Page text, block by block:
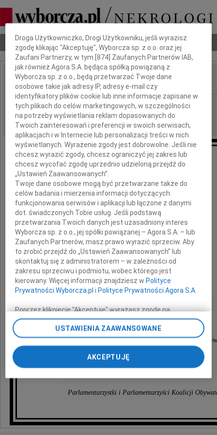
Nekrologi Odeszli Poradnik pogrzebowy
IMIĘ I NAZWISKO:
REGION: Katowice
DATA EMISJI: 17.11.2025
Drogiemu Koledze
Krzysztofowi Gadowskiemu
wyrazy głębokiego współczucia
z powodu śmierci
Taty
składają
Przewodniczący Klubu Parlamentarnego Koalicja
oraz
Parlamentarzystki i Parlamentarzyści Koalicji
Dbamy o Twoją prywatność
Droga Użytkowniczko, Drogi Użytkowniku, jeśli wyrazisz
zgodę klikając "Akceptuję", Wyborcza sp. z o.o. oraz jej
Zaufani Partnerzy, w tym [874 ] Zaufanych Partnerów IAB,
jak również Agora S.A. będąca spółką powiązaną z
Wyborcza sp. z o.o., będą przetwarzać Twoje dane
osobowe takie jak adresy IP, adresy e-mail czy
identyfikatory plików cookie lub inne informacje zapisane w
tych plikach do celów marketingowych, w szczególności
na potrzeby wyświetlania reklam dopasowanych do
Twoich zainteresowań i preferencji w swoich serwisach,
aplikacjach i w Internecie lub personalizacji treści w nich
wyświetlanych. Wyrażenie zgody jest dobrowolne. Jeśli nie
chcesz wyrazić zgody, chcesz ograniczyć jej zakres lub
chcesz wycofać zgodę uprzednio udzieloną przejdź do
„Ustawień Zaawansowanych”.
Twoje dane osobowe mogą być przetwarzane także do
celów badania i mierzenia informacji dotyczących
funkcjonowania serwisów i aplikacji lub łączone z danymi
dot. świadczonych Tobie usług. Jeśli podstawą
przetwarzania Twoich danych jest uzasadniony interes
Wyborcza sp. z o.o., jej spółki powiązanej – Agora S.A. – lub
Zaufanych Partnerów, masz prawo wyrazić sprzeciw. Aby
to zrobić przejdź do „Ustawień Zaawansowanych” lub
skontaktuj się z administratorem – w zależności od
zakresu sprzeciwu i podmiotu, wobec którego jest
kierowany. Więcej informacji znajdziesz w Polityce
Prywatności Wyborcza.pl i Polityce Prywatności Agora S.A.
Poprzez kliknięcie "Akceptuję" wyrażasz zgodę na
zainstalowanie i przechowywanie plików typu cookie
Wyborczej sp. z o. o. jej Zaufanych Partnerów i Agora S.A.
na Twoim urządzeniu końcowym. Możesz też w każdej
chwili zmienić swoje preferencje dot. plików cookie,
ponownie wywołując narzędzie do zarządzania Twoimi
preferencjami dot. przetwarzania danych poprzez
odnośnik „Ustawienia prywatności” w stopce serwisu i
Zmiana ustawień plików cookie możliwa jest także za
My, nasi Zaufani Partnerzy i Agora S.A. możemy
USTAWIENIA ZAAWANSOWANE
AKCEPTUJĘ